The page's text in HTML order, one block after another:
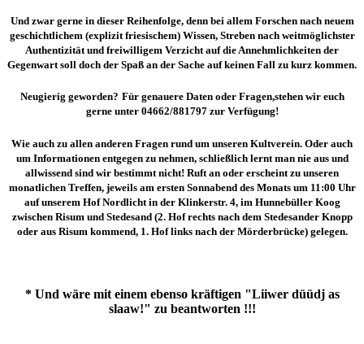
Und zwar gerne in dieser Reihenfolge, denn bei allem Forschen nach neuem
geschichtlichem (explizit friesischem) Wissen, Streben nach weitmöglichster
Authentizität und freiwilligem Verzicht auf die Annehmlichkeiten der
Gegenwart soll doch der Spaß an der Sache auf keinen Fall zu kurz kommen.
Neugierig geworden? Für genauere Daten oder Fragen,stehen wir euch
gerne unter 04662/881797 zur Verfügung!
Wie auch zu allen anderen Fragen rund um unseren Kultverein. Oder auch
um Informationen entgegen zu nehmen, schließlich lernt man nie aus und
allwissend sind wir bestimmt nicht! Ruft an oder erscheint zu unseren
monatlichen Treffen, jeweils am ersten Sonnabend des Monats um 11:00 Uhr
auf unserem Hof Nordlicht in der Klinkerstr. 4, im Hunnebüller Koog
zwischen Risum und Stedesand (2. Hof rechts nach dem Stedesander Knopp
oder aus Risum kommend, 1. Hof links nach der Mörderbrücke) gelegen.
* Und wäre mit einem ebenso kräftigen "Liiwer düüdj as
slaaw!" zu beantworten !!!